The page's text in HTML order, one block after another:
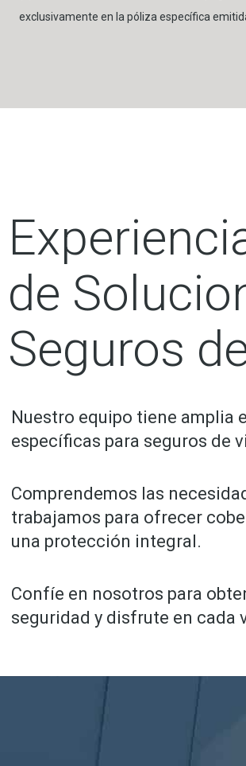
exclusivamente en la póliza específica
de
Seguros
Nuestro equipo tiene amplia
específicas para seguros de
Comprendemos las
trabajamos para ofrecer
una protección integral.
Confíe en nosotros para
seguridad y disfrute en cada